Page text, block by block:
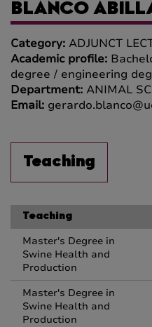
BLANCO
Category: ADJUNCT
Academic profile:
degree / engineering
Department: ANIMAL
Email:
Teaching
Teaching
Master's Degree in
Swine Health and
Production
Master's Degree in
Swine Health and
Production